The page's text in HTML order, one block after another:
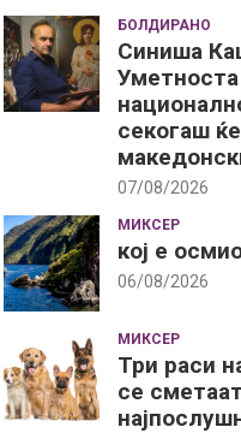
БОЛДИРАНО
Синиша
секогаш
07/08/2026
МИКСЕР
кој е
06/08/2026
МИКСЕР
Три раси
се